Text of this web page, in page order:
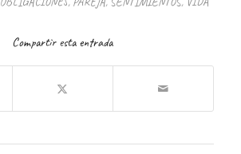
Compartir esta entrada